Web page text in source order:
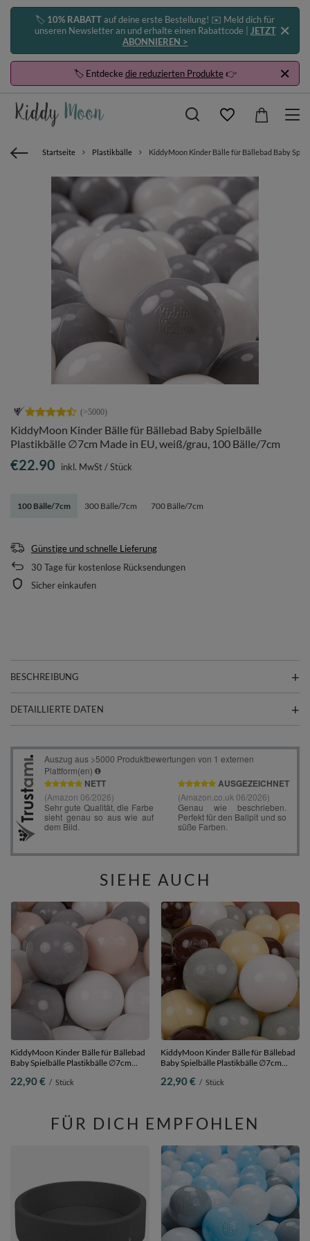
🏷️ 10% RABATTauf deine erste Bestellung! ✉️ Meld dich für
unseren Newsletter an und erhalte einen Rabattcode | JETZT
ABONNIEREN >
🏷️ Entdeckedie reduzierten Produkte👉
Startseite Plastikbälle KiddyMoon Kinder Bälle für Bällebad Baby
KiddyMoon Kinder Bälle für Bällebad Baby Spielbälle
Plastikbälle ∅7cm Made in EU, weiß/grau, 100 Bälle/7cm
100 Bälle/7cm 300 Bälle/7cm 700 Bälle/7cm
€22.90 inkl. MwSt/Stück
Günstige und schnelle Lieferung
30 Tage für kostenlose Rücksendungen
Sicher einkaufen
BESCHREIBUNG
DETAILLIERTE DATEN
SIEHE AUCH
KiddyMoon Kinder Bälle für Bällebad
Baby Spielbälle Plastikbälle ∅7cm
100 Bälle/7cm
22,90 € / Stück
KiddyMoon Kinder Bälle für Bällebad
Baby Spielbälle Plastikbälle ∅7cm
grüngrau/pastellgelb/braun/weiß, 100
22,90 € / Stück
FÜR DICH EMPFOHLEN